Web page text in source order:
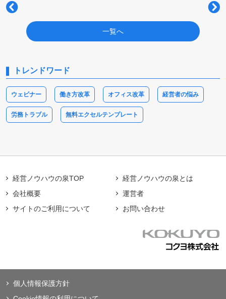
一覧へ
トレンドワード
ウェビナー 働き方改革 オフィス改革 経営者の悩み
労務トラブル 無料エクセルテンプレート
経営ノウハウの泉TOP
経営ノウハウの泉とは
会社概要
運営者
サイトのご利用について
お問い合わせ
個人情報保護方針